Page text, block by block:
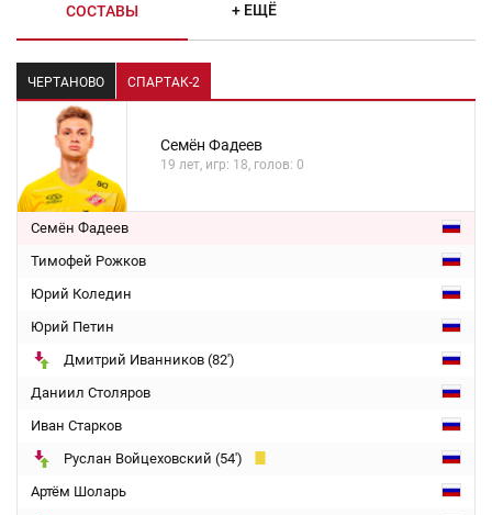
СОСТАВЫ + ЕЩЁ
ЧЕРТАНОВО СПАРТАК-2
Семён Фадеев
19 лет, игр: 18, голов: 0
Семён Фадеев
Тимофей Рожков
Юрий Коледин
Юрий Петин
Дмитрий Иванников (82')
Даниил Столяров
Иван Старков
Руслан Войцеховский (54')
Артём Шоларь